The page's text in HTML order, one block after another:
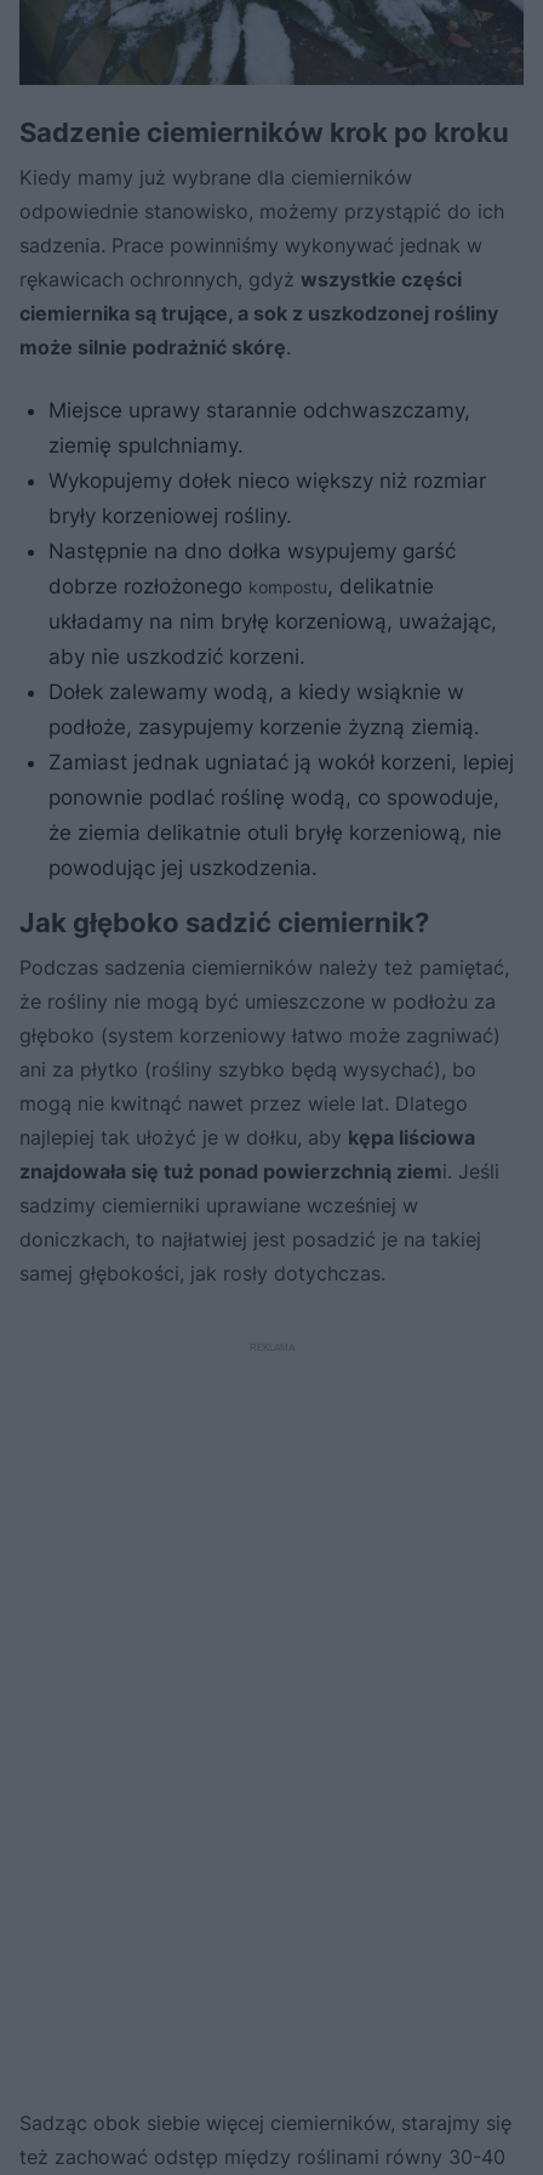
Sadzenie ciemierników krok po kroku
Kiedy mamy już wybrane dla ciemierników
odpowiednie stanowisko, możemy przystąpić do ich
sadzenia. Prace powinniśmy wykonywać jednak w
rękawicach ochronnych, gdyż wszystkie części
ciemiernika są trujące, a sok z uszkodzonej rośliny
może silnie podrażnić skórę.
Miejsce uprawy starannie odchwaszczamy,
ziemię spulchniamy.
Wykopujemy dołek nieco większy niż rozmiar
bryły korzeniowej rośliny.
Następnie na dno dołka wsypujemy garść
dobrze rozłożonego kompostu, delikatnie
układamy na nim bryłę korzeniową, uważając,
aby nie uszkodzić korzeni.
Dołek zalewamy wodą, a kiedy wsiąknie w
podłoże, zasypujemy korzenie żyzną ziemią.
Zamiast jednak ugniatać ją wokół korzeni, lepiej
ponownie podlać roślinę wodą, co spowoduje,
że ziemia delikatnie otuli bryłę korzeniową, nie
powodując jej uszkodzenia.
Jak głęboko sadzić ciemiernik?
Podczas sadzenia ciemierników należy też pamiętać,
że rośliny nie mogą być umieszczone w podłożu za
głęboko (system korzeniowy łatwo może zagniwać)
ani za płytko (rośliny szybko będą wysychać), bo
mogą nie kwitnąć nawet przez wiele lat. Dlatego
najlepiej tak ułożyć je w dołku, aby kępa liściowa
znajdowała się tuż ponad powierzchnią ziemi. Jeśli
sadzimy ciemierniki uprawiane wcześniej w
doniczkach, to najłatwiej jest posadzić je na takiej
samej głębokości, jak rosły dotychczas.
Sadząc obok siebie więcej ciemierników, starajmy się
też zachować odstęp między roślinami równy 30-40